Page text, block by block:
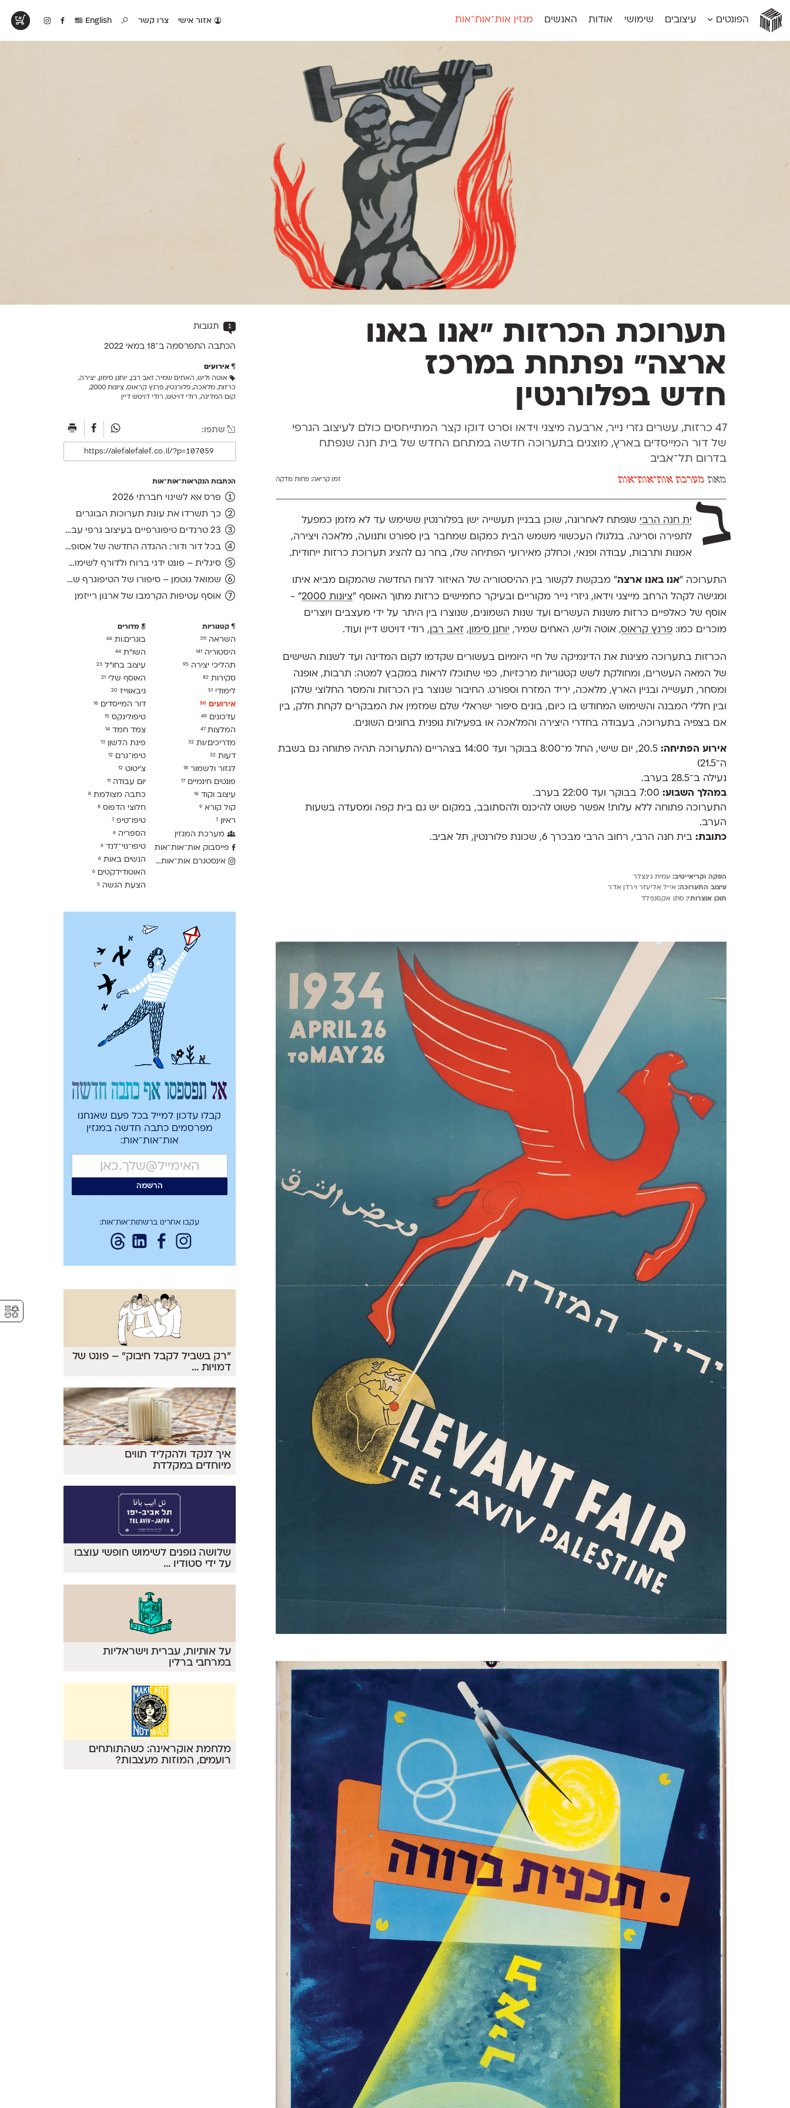
אותאות
אותאות
אות
אות
הפונטים עיצובים שימושי אודות האנשים מגזין אות־אות־אות אזור אישי צרו קשר English
חדש
פלוני מעוגל
פלוני צר
פעמון
פריימריז
פרנק־רי
פרנק־רי צר
חדש
קרוואן
שלוק
תעמולה
תערוכת הכרזות "אנו באנו
ארצה" נפתחת במרכז
חדש בפלורנטין
47 כרזות, עשרים גזרי נייר, ארבעה מיצגי וידאו וסרט דוקו קצר המתייחסים כולם לעיצוב הגרפי
של דור המייסדים בארץ, מוצגים בתערוכה חדשה במתחם החדש של בית חנה שנפתח
בדרום תל־אביב
מאת מערכת אות־אות־אות זמן קריאה:פחות מדקה
ב ית חנה הרבי שנפתח לאחרונה, שוכן בבניין תעשייה ישן בפלורנטין ששימש עד לא מזמן כמפעל
לתפירה וסריגה. בגלגולו העכשווי משמש הבית כמקום שמחבר בין ספורט ותנועה, מלאכה ויצירה,
אמנות ותרבות, עבודה ופנאי, וכחלק מאירועי הפתיחה שלו, בחר גם להציג תערוכת כרזות ייחודית.
התערוכה "אנו באנו ארצה" מבקשת לקשור בין ההיסטוריה של האיזור לרוח החדשה שהמקום מביא איתו
ומגישה לקהל הרחב מייצגי וידאו, גיזרי נייר מקוריים ובעיקר כחמישים כרזות מתוך האוסף "ציונות 2000
" -
אוסף של כאלפיים כרזות משנות העשרים ועד שנות השמונים, שנוצרו בין היתר על ידי מעצבים ויוצרים
מוכרים כמו: פרנץ קראוס, אוטה וליש, האחים שמיר, יוחנן סימון , זאב רבן , רודי דויטש דיין ועוד.
הכרזות בתערוכה מציגות את הדינמיקה של חיי היומיום בעשורים שקדמו לקום המדינה ועד לשנות השישים
של המאה העשרים, ומחולקת לשש קטגוריות מרכזיות, כפי שתוכלו לראות במקבץ למטה: תרבות, אופנה
ומסחר, תעשייה ובניין הארץ, מלאכה, יריד המזרח וספורט. החיבור שנוצר בין הכרזות והמסר החלוצי שלהן
ובין חללי המבנה והשימוש המחודש בו כיום, בונים סיפור ישראלי שלם שמזמין את המבקרים לקחת חלק, בין
אם בצפיה בתערוכה, בעבודה בחדרי היצירה והמלאכה או בפעילות גופנית בחוגים השונים.
אירוע הפתיחה:
20.5, יום שישי, החל מ־8:00 בבוקר ועד 14:00 בצהריים (התערוכה תהיה פתוחה גם בשבת
ה־21.5)
נעילה ב־28.5 בערב.
במהלך השבוע:7:00 בבוקר ועד 22:00 בערב.
התערוכה פתוחה ללא עלות! אפשר פשוט להיכנס ולהסתובב, במקום יש גם בית קפה ומסעדה בשעות
הערב.
כתובת:בית חנה הרבי, רחוב הרבי מבכרך 6, שכונת פלורנטין, תל אביב.
הפקה וקריאייטיב: עמית גינצלר
עיצוב התערוכה:אייל אליעזר וירדן אדר
תוכן אוצרותי:סתו אקסנפלד
1 תגובות
הכתבה התפרסמה ב־18 ב מאי 2022
אירועים
אוטה וליש, האחים שמיר, זאב רבן , יוחנן סימון , יצירה,
כרזות, מלאכה, פלורנטין , פרנץ קראוס, ציונות 2000
,
קום המדינה, רודי דויטש, רודי דויטש דיין
שתפו:
הכתבות הנקראות־אות־אות
פרס אאא לשינוי חברתי 2026
כך תשרדו את עונת תערוכות הבוגרים
23 טרנדים טיפוגרפיים בעיצוב גרפי עברי, ועוד אחד לשנה הבאה
בכל דור ודור: ההגדה החדשה של אסופה, מהדורת 2026
סיגלית – פונט ידני ברוח ולדורף לשימוש חופשי
שמואל גוטמן – סיפורו של הטיפוגרף שמאחורי גופני מיקרוסופט, כפי שנחשף בארכיון של נינתו
אוסף עטיפות הקרמבו של ארנון רייזמן
קטגוריות
השראה 311
היסטוריה 141
תהליכי יצירה 95
סקירות 82
לימודִי 51
אירועים 50
עדכונים 49
המלצות47
מדריכים/ות 32
דעות 32
לגזור ולשמור 18
פונטים חינמיים 17
עיצוב וקוד 16
קול קורא 9
ראיון 7
מערכת המגזין
פייסבוק אות־אות־אות
אינסטגרם אות־אות־אות
מדורים
בוגרים.ות 66
השו״ת 44
עיצוב בחו"ל 23
האוסף שלי 21
גיבאווייז 20
דור המייסדים 16
טיפולינקס 15
צמד חמד 14
פינת הלשון 13
טיפו־גרם 12
צ׳יטוט 12
יום עבודה 11
כתבה מצולמת 8
חלוצי הדפוס 8
טיפו־טיפ 7
הספריה 6
טיפו־נוי־לנד 6
הנשים באות 6
האוטודידקטים 6
הצעת הגשה 5
אל תפספסו אף כתבה חדשה
קבלו עדכון למייל בכל פעם שאנחנו
מפרסמים כתבה חדשה במגזין
אות־אות־אות:
עקבו אחרינו ברשתות־אות־אות:
״רק בשביל לקבל חיבוק״ – פונט של
דמויות ...
איך לנקד ולהקליד תווים
מיוחדים במקלדת
שלושה גופנים לשימוש חופשי עוצבו
על ידי סטודיו
...
על אותיות, עברית וישראליות
במרחבי ברלין
מלחמת אוקראינה: כשהתותחים
רועמים, המוזות מעצבות?
⚥︎